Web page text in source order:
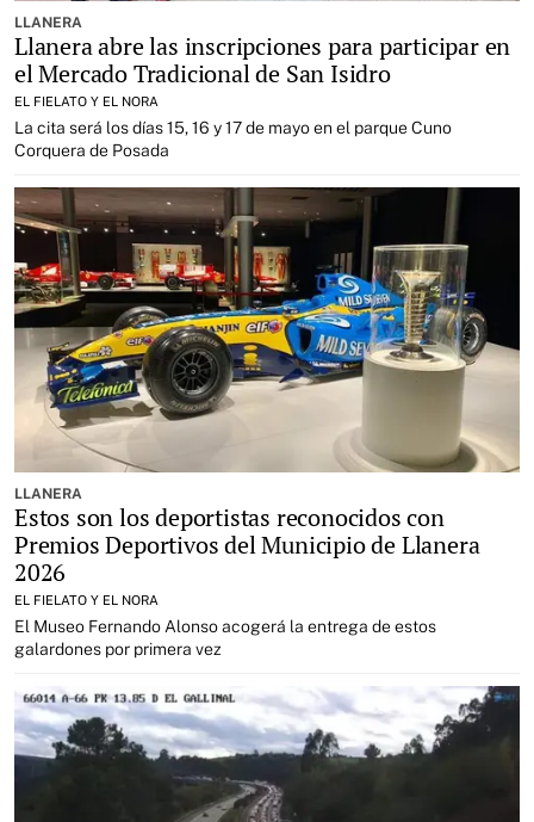
LLANERA
Llanera abre las inscripciones para participar en
el Mercado Tradicional de San Isidro
EL FIELATO Y EL NORA
La cita será los días 15, 16 y 17 de mayo en el parque Cuno
Corquera de Posada
LLANERA
Estos son los deportistas reconocidos con
Premios Deportivos del Municipio de Llanera
2026
EL FIELATO Y EL NORA
El Museo Fernando Alonso acogerá la entrega de estos
galardones por primera vez